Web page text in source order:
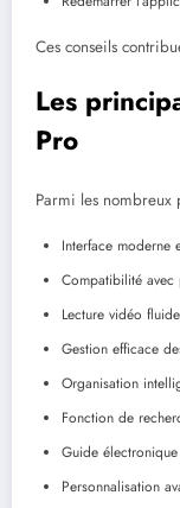
Ces conseils
Les
Pro
Parmi les
Interface moderne
Compatibilité avec
Lecture vidéo
Gestion efficace
Organisation
Fonction de
Guide
Personnalisation